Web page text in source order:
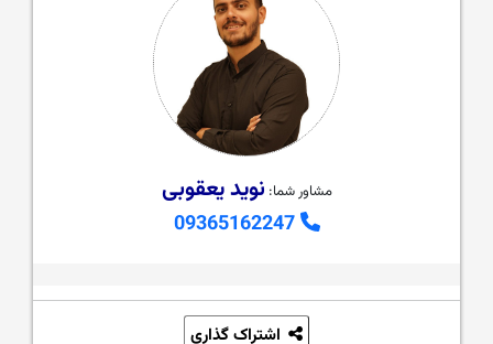
مشاور شما: نوید یعقوبی
09365162247